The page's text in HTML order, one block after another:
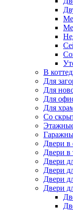
В
Для
Для
Для
Для
Со
Двери
Двери в
Двери
Двери
Двери
Двери